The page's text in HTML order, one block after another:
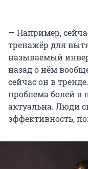
— Например,
тренажёр для
называемый
назад о нём
сейчас он в
проблема болей в
актуальна. Люди
эффективность,